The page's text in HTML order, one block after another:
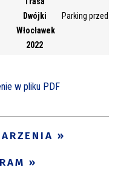
Dwójki
Włocławek
2022
Parking przed
w pliku PDF